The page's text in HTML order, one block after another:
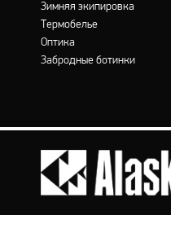
Зимняя экипировка
Термобелье
Оптика
Забродные ботинки